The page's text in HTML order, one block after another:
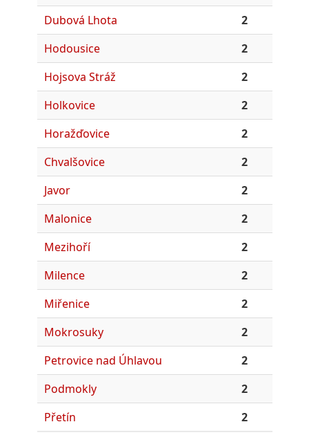
Dubová Lhota
2
Hodousice
2
Hojsova Stráž
2
Holkovice
2
Horažďovice
2
Chvalšovice
2
Javor
2
Malonice
2
Mezihoří
2
Milence
2
Miřenice
2
Mokrosuky
2
Petrovice nad Úhlavou
2
Podmokly
2
Přetín
2